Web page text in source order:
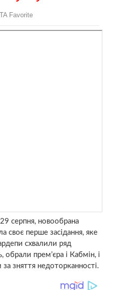
серпня, новообрана
своє перше засідання, яке
схвалили ряд
обрали прем’єра і Кабмін, і
за зняття недоторканності.